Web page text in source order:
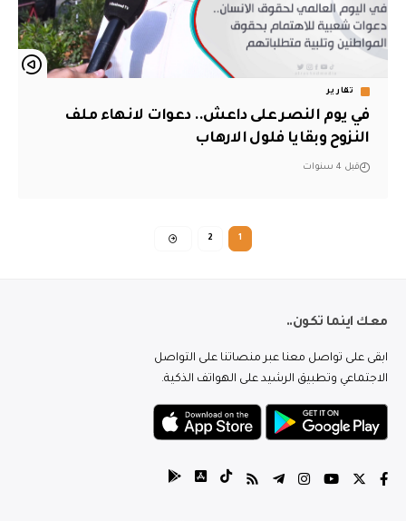
تقارير
في يوم النصر على داعش.. دعوات لانهاء ملف
النزوح وبقايا فلول الارهاب
قبل 4 سنوات
1
2
معك اينما تكون..
ابقى على تواصل معنا عبر منصاتنا على التواصل
الاجتماعي وتطبيق الرشيد على الهواتف الذكية.